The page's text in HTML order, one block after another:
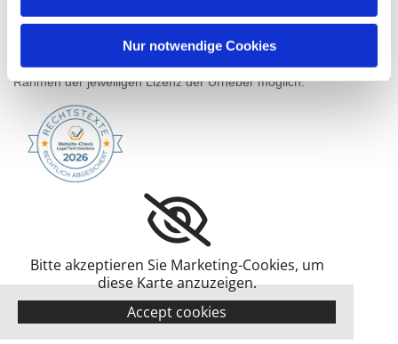
Nur notwendige Cookies
gekennzeichnet oder unten aufgeführt, soweit sie nicht selbst
Die Verwendung von Fotografien auf Drittseiten ist nur im
Rahmen der jeweiligen Lizenz der Urheber möglich.
Bitte akzeptieren Sie Marketing-Cookies, um
diese Karte anzuzeigen.
Accept cookies